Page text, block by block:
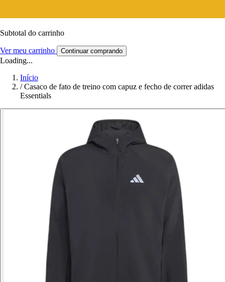
Subtotal do carrinho
Ver meu carrinho Continuar comprando
Loading...
Início
/ Casaco de fato de treino com capuz e fecho de correr adidas
Essentials